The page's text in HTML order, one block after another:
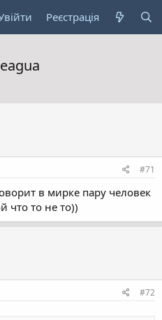
Реєстрація
#71
в мирке пару человек
что то не то))
#72